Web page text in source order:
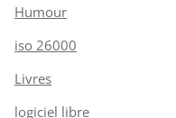
Humour
iso 26000
Livres
logiciel libre